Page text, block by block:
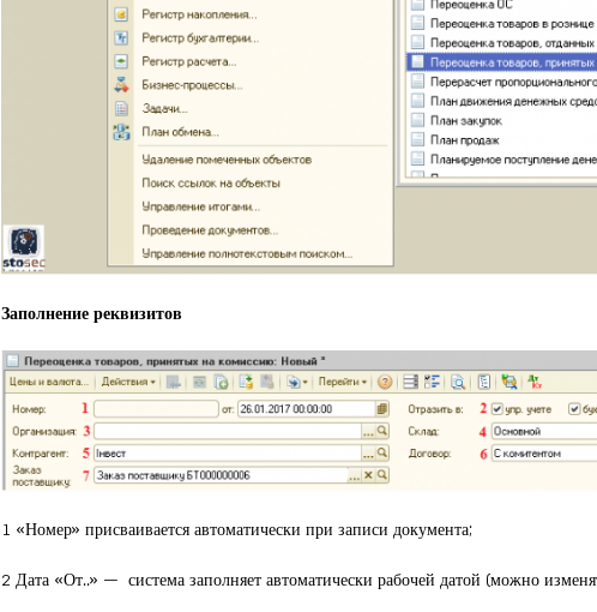
Заполнение реквизитов
1 «Номер» присваивается автоматически при записи документа;
2 Дата «От..» — система заполняет автоматически рабочей датой (можно